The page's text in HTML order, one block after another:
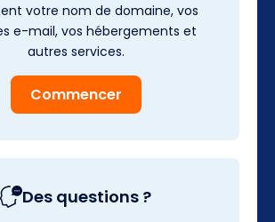
votre nom de domaine, vos
e-mail, vos hébergements et
autres services.
Commencer
Des questions ?